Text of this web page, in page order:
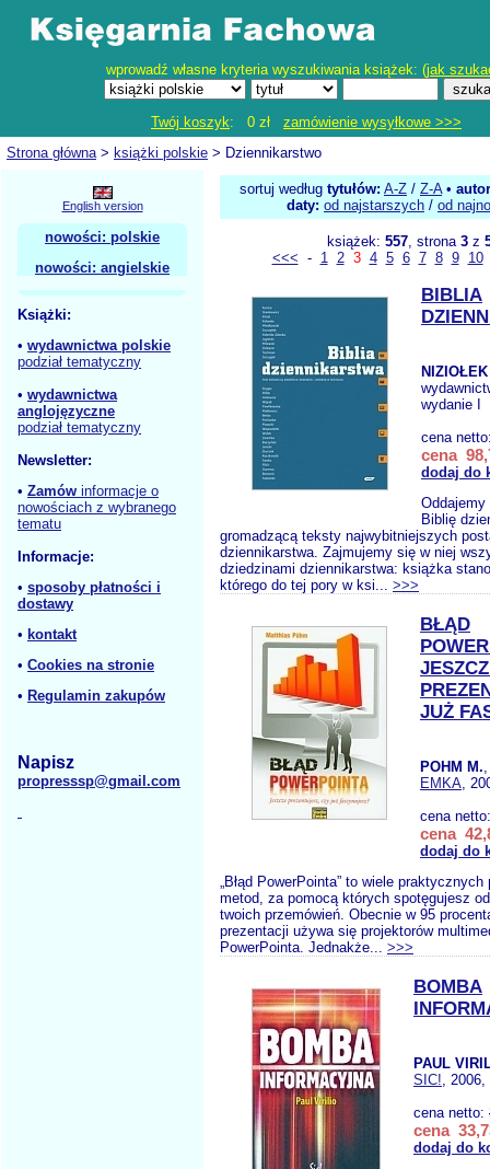
wprowadź własne kryteria wyszukiwania książek: (jak
Twój koszyk: 0 zł zamówienie wysyłkowe >>>
Strona główna> książki polskie > Dziennikarstwo
English version
nowości: polskie
nowości: angielskie
Książki:
• wydawnictwa polskie
podział tematyczny
• wydawnictwa
anglojęzyczne
podział tematyczny
Newsletter:
• Zamów informacje o
nowościach z wybranego
tematu
Informacje:
• sposoby płatności i
dostawy
• kontakt
• Cookies na stronie
• Regulamin zakupów
Napisz
propresssp@gmail.com
sortuj według tytułów: A-Z / Z-A•
daty: od najstarszych / od
książek: 557, strona 3z
<<< - 1 2 3 4 5 6 7 8 9 10
BIBLIA
wydanie I
cena
cena
dodaj do
Oddajemy
Biblię
gromadzącą teksty najwybitniejszych
dziennikarstwa. Zajmujemy się w niej
dziedzinami dziennikarstwa: książka
którego do tej pory w ksi... >>>
BŁĄD
JUŻ
POHM M.
EMKA,
cena
cena
dodaj do
„Błąd PowerPointa” to wiele praktycznych
metod, za pomocą których spotęgujesz
twoich przemówień. Obecnie w 95
prezentacji używa się projektorów
PowerPointa. Jednakże... >>>
BOMBA
PAUL
SIC!, 2006,
cena netto:
cena
dodaj do